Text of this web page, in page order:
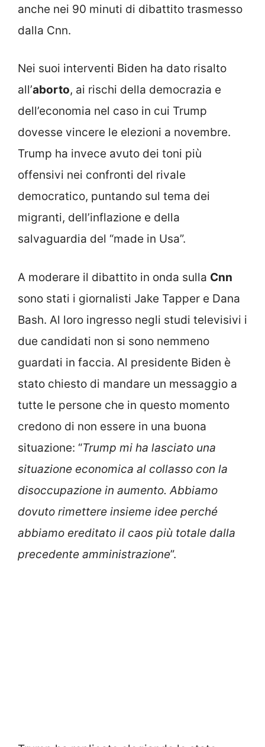
anche nei 90 minuti di dibattito trasmesso
dalla Cnn.
Nei suoi interventi Biden ha dato risalto
all’aborto, ai rischi della democrazia e
dell’economia nel caso in cui Trump
dovesse vincere le elezioni a novembre.
Trump ha invece avuto dei toni più
offensivi nei confronti del rivale
democratico, puntando sul tema dei
migranti, dell’inflazione e della
salvaguardia del “made in Usa”.
A moderare il dibattito in onda sulla Cnn
sono stati i giornalisti Jake Tapper e Dana
Bash. Al loro ingresso negli studi televisivi i
due candidati non si sono nemmeno
guardati in faccia. Al presidente Biden è
stato chiesto di mandare un messaggio a
tutte le persone che in questo momento
credono di non essere in una buona
situazione: “Trump mi ha lasciato una
situazione economica al collasso con la
disoccupazione in aumento. Abbiamo
dovuto rimettere insieme idee perché
abbiamo ereditato il caos più totale dalla
precedente amministrazione”.